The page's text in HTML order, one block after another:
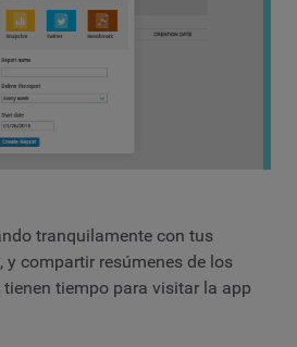
tranquilamente con tus
y compartir resúmenes de los
tiempo para visitar la app